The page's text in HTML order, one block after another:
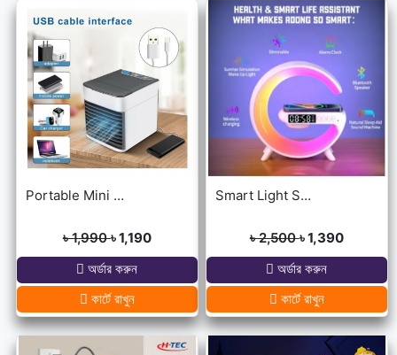
Portable Mini USB Air Cooler with 7 Colors LED lights for Office/Home
৳ 1,990৳ 1,190
অর্ডার করুন
কার্টে রাখুন
Smart Light Sound Machine G Shape
৳ 2,500৳ 1,390
অর্ডার করুন
কার্টে রাখুন